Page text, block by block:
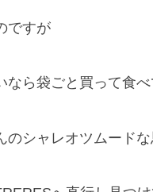
ですが
なら袋ごと買って食べ
のシャレオツムード